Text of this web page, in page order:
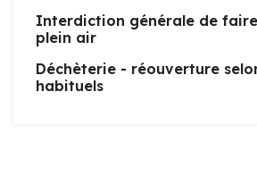
Interdiction générale de
plein air
Déchèterie - réouverture
habituels